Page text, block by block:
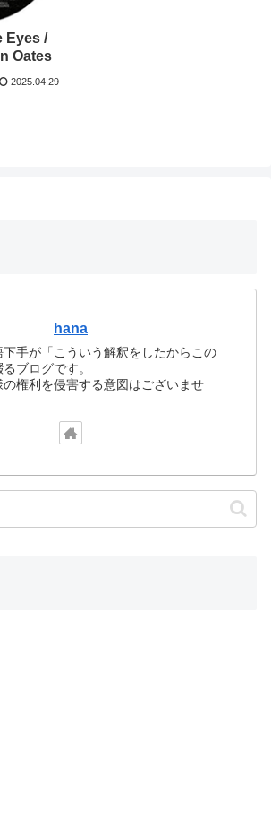
Eyes /
Oates
2025.04.29
hana
手が「こういう解釈をしたからこの
ブログです。
権利を侵害する意図はございませ